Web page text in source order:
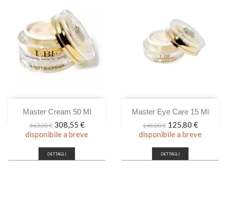
Master Cream 50 Ml
Prezzo
base
363,00 € Prezzo
308,55 €
disponibile a breve
DETTAGLI
Master Eye Care 15 Ml
Prezzo
base
148,00 € Prezzo
125,80 €
disponibile a breve
DETTAGLI